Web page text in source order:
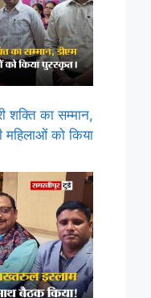
शक्ति का सम्मान,
महिलाओं को किया